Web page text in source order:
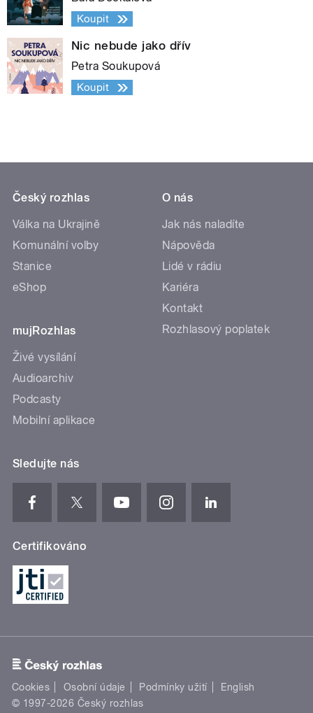
Koupit
Nic nebude jako dřív
Petra Soukupová
Koupit
Český rozhlas
Válka na Ukrajině
Komunální volby
Stanice
eShop
mujRozhlas
Živé vysílání
Audioarchiv
Podcasty
Mobilní aplikace
O nás
Jak nás naladíte
Nápověda
Lidé v rádiu
Kariéra
Kontakt
Rozhlasový poplatek
Sledujte nás
Certifikováno
Cookies Osobní údaje Podmínky užití
English
© 1997-2026 Český rozhlas